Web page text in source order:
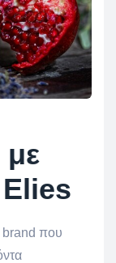
με
Elies
brand που